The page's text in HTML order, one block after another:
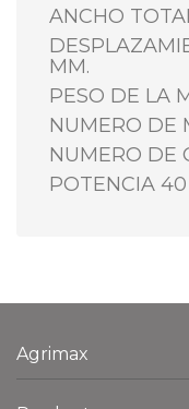
ANCHO
MM.
PESO DE LA
NUMERO DE
NUMERO DE
POTENCIA
Agrimax